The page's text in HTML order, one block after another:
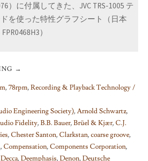
）に付属してきた、JVC TRS-1005 テ
を使った特性グラフシート（日本
）
→
,78rpm,Recording & Playback Technology /
Engineering Society),Arnold Schwartz,
Fidelity,B.B. Bauer,Brüel & Kjær,C.J.
,Chester Santon,Clarkstan,coarse groove,
,Compensation,Components Corporation,
Decca,Deemphasis,Denon,Deutsche